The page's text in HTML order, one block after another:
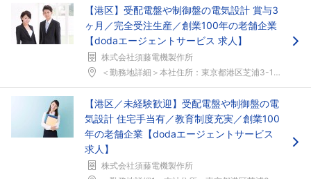
【港区】受配電盤や制御盤の電気設計 賞与3
ヶ月／完全受注生産／創業100年の老舗企業
【dodaエージェントサービス 求人】
株式会社須藤電機製作所
＜勤務地詳細＞本社住所：東京都港区芝浦3-11-1...
【港区／未経験歓迎】受配電盤や制御盤の電
気設計 住宅手当有／教育制度充実／創業100
年の老舗企業【dodaエージェントサービス
求人】
株式会社須藤電機製作所